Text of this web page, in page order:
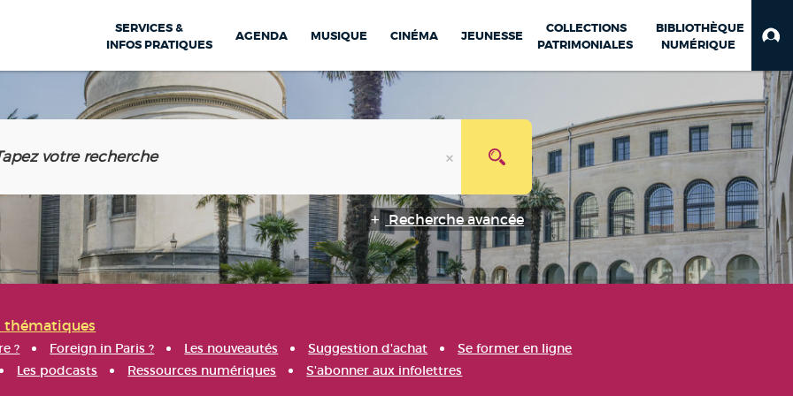
SERVICES &
INFOS PRATIQUES
AGENDA MUSIQUE CINÉMA JEUNESSE
COLLECTIONS
PATRIMONIALES
BIBLIOTHÈQUE
NUMÉRIQUE
Recherche avancée
thématiques
? Foreign in Paris ? Les nouveautés Suggestion d'achat
Se former en ligne
Les podcasts Ressources numériques S'abonner aux infolettres